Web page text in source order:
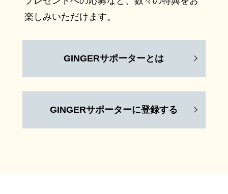
楽しみいただけます。
GINGERサポーターとは
GINGERサポーターに登録する